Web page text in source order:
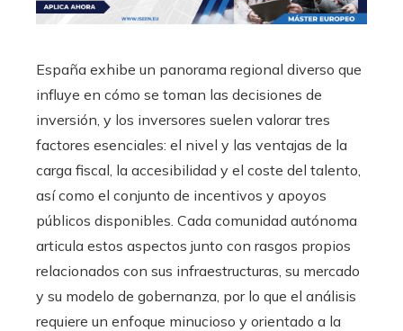
España exhibe un panorama regional diverso que
influye en cómo se toman las decisiones de
inversión, y los inversores suelen valorar tres
factores esenciales: el nivel y las ventajas de la
carga fiscal, la accesibilidad y el coste del talento,
así como el conjunto de incentivos y apoyos
públicos disponibles. Cada comunidad autónoma
articula estos aspectos junto con rasgos propios
relacionados con sus infraestructuras, su mercado
y su modelo de gobernanza, por lo que el análisis
requiere un enfoque minucioso y orientado a la